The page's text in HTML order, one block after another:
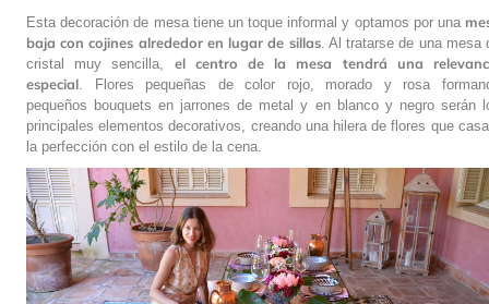
Esta decoración de mesa tiene un toque informal y optamos por una
baja con cojines alrededor en lugar de sillas. Al tratarse de una mesa
cristal muy sencilla,
el centro de la mesa tendrá una
especial . Flores pequeñas de color rojo, morado y rosa
pequeños bouquets en jarrones de metal y en blanco y negro serán
principales elementos decorativos, creando una hilera de flores que
la perfección con el estilo de la cena.